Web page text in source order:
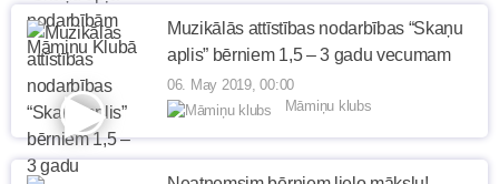
Muzikālās attīstības nodarbības “Skaņu
aplis” bērniem 1,5 – 3 gadu vecumam
06. May 2019, 00:00
Māmiņu klubs